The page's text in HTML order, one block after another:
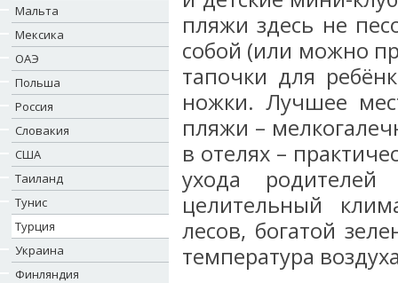
Мальта
Мексика
ОАЭ
Польша
Россия
Словакия
США
Таиланд
Тунис
Турция
Украина
Финляндия
пляжи здесь не
собой (или можно
тапочки для
ножки. Лучшее
пляжи –
в отелях –
ухода
целительный
лесов, богатой
температура